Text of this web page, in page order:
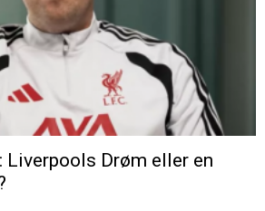
Liverpools Drøm eller en